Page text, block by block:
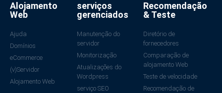
Alojamento
Web
Ajuda
Domínios
eCommerce
(v)Servidor
Alojamento Web
serviços
gerenciados
Manutenção do
servidor
Monitorização
Atualizações do
Wordpress
serviço SEO
Recomendação
& Teste
Diretório de
fornecedores
Comparação de
alojamento Web
Teste de velocidade
Recomendação de